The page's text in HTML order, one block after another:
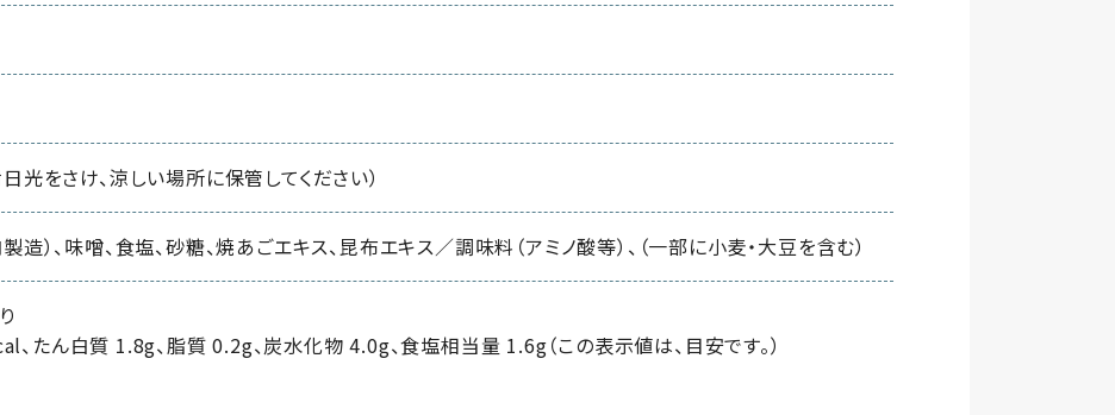
光をさけ、涼しい場所に保管してください）
造）、味噌、食塩、砂糖、焼あごエキス、昆布エキス／調味料（アミノ酸等）、（一部に小麦・大豆を含む）
、たん白質 1.8g、脂質 0.2g、炭水化物 4.0g、食塩相当量 1.6g（この表示値は、目安です。）